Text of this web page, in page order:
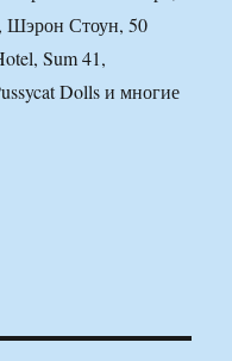
Шэрон Стоун, 50
Sum 41,
Dolls и многие